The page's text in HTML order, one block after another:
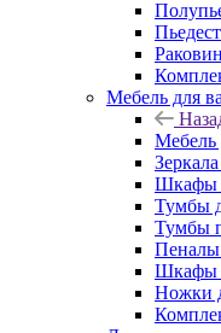
Мебель для
Мебель
Шкафы
Тумбы
Тумбы
Пеналы
Шкафы
Ножки